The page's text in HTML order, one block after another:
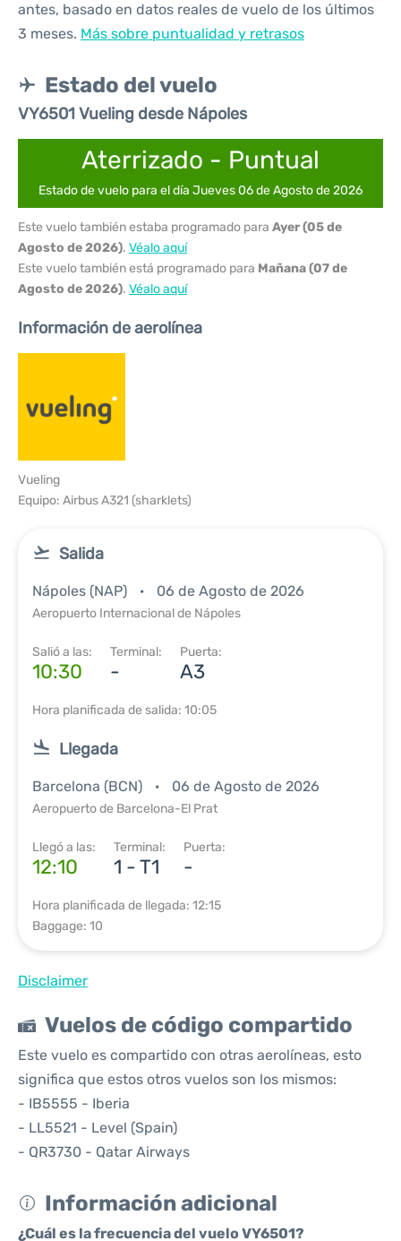
antes, basado en datos reales de vuelo de los últimos
3 meses. Más sobre puntualidad y retrasos
Estado del vuelo
VY6501 Vueling desde Nápoles
Aterrizado - Puntual
Estado de vuelo para el día Jueves 06 de Agosto de 2026
Este vuelo también estaba programado para Ayer (05 de
Agosto de 2026). Véalo aquí
Este vuelo también está programado para Mañana (07 de
Agosto de 2026). Véalo aquí
Información de aerolínea
Vueling
Equipo: Airbus A321 (sharklets)
Salida
Nápoles (NAP) 06 de Agosto de 2026
Aeropuerto Internacional de Nápoles
Salió a las:
10:30
Terminal:
-
Puerta:
A3
Hora planificada de salida: 10:05
Llegada
Barcelona (BCN) 06 de Agosto de 2026
Aeropuerto de Barcelona-El Prat
Llegó a las:
12:10
Terminal:
1 - T1
Puerta:
-
Hora planificada de llegada: 12:15
Baggage: 10
Disclaimer
Vuelos de código compartido
Este vuelo es compartido con otras aerolíneas, esto
significa que estos otros vuelos son los mismos:
- IB5555 - Iberia
- LL5521 - Level (Spain)
- QR3730 - Qatar Airways
Información adicional
¿Cuál es la frecuencia del vuelo VY6501?